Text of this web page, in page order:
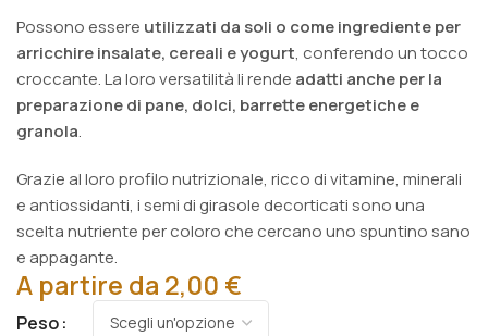
Possono essere utilizzati da soli o come ingrediente per
arricchire insalate, cereali e yogurt, conferendo un tocco
croccante. La loro versatilità li rende adatti anche per la
preparazione di pane, dolci, barrette energetichee
granola.
Grazie al loro profilo nutrizionale, ricco di vitamine, minerali
e antiossidanti, i semi di girasole decorticati sono una
scelta nutriente per coloro che cercano uno spuntino sano
e appagante.
A partire da 2,00 €
Peso